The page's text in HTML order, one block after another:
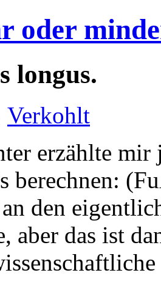
oder
longus.
Verkohlt
erzählte mir
berechnen:
den
aber das ist